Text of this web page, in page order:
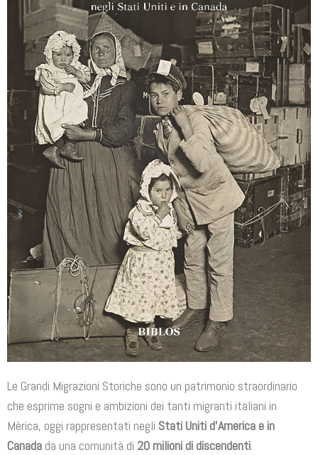
Le Grandi Migrazioni Storiche sono un patrimonio straordinario
che esprime sogni e ambizioni dei tanti migranti italiani in
Mèrica, oggi rappresentati negli Stati Uniti d’America e in
Canada da una comunità di 20 milioni di discendenti.